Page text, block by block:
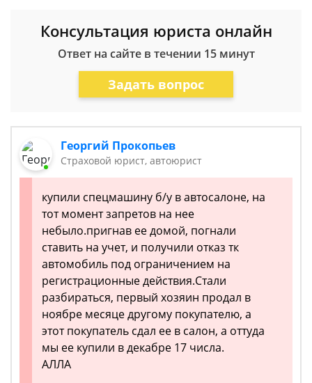
Консультация юриста онлайн
Ответ на сайте в течении 15 минут
Задать вопрос
Георгий Прокопьев
Страховой юрист, автоюрист
купили спецмашину б/у в автосалоне, на
тот момент запретов на нее
небыло.пригнав ее домой, погнали
ставить на учет, и получили отказ тк
автомобиль под ограничением на
регистрационные действия.Стали
разбираться, первый хозяин продал в
ноябре месяце другому покупателю, а
этот покупатель сдал ее в салон, а оттуда
мы ее купили в декабре 17 числа.
АЛЛА